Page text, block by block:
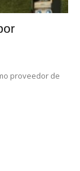
proveedor de